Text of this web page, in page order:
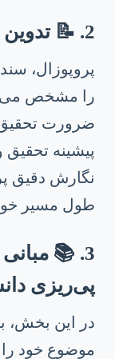
2. 📝 تدوین پروپوزال: نقشه راه تحقیق
پروپوزال،
را مشخص
ضرورت
پیشینه
نگارش دقیق
طول مسیر
3. 📚
پی‌ریزی
در این بخش،
موضوع خود